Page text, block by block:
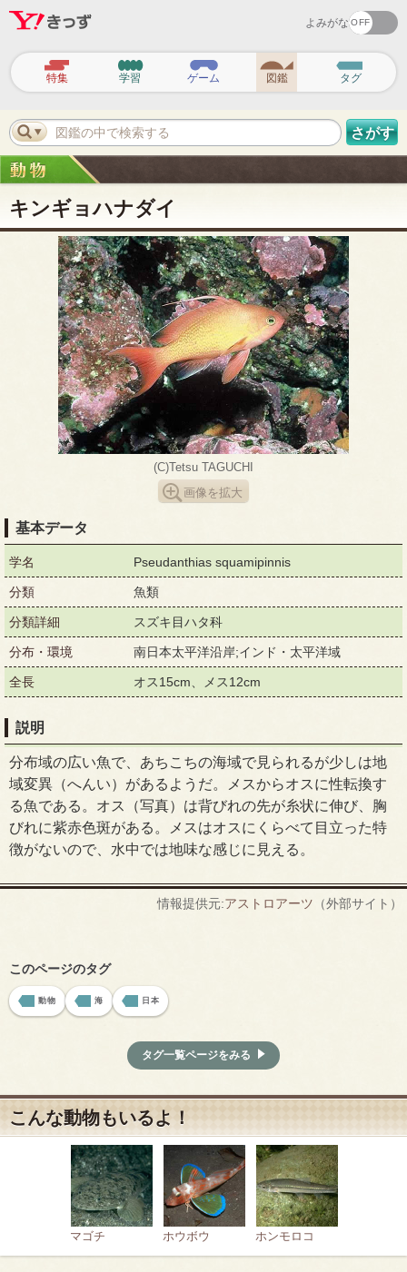
よみがな
ビ
ゲ
ー
シ
ョ
ン
特集 学習 ゲーム 図鑑 タグ
図鑑の中で検索する さがす
キンギョハナダイ
(C)Tetsu TAGUCHI
画像を拡大
基本データ
学名 Pseudanthias squamipinnis
分類 魚類
分類詳細 スズキ目ハタ科
分布・環境 南日本太平洋沿岸;インド・太平洋域
全長 オス15cm、メス12cm
説明
分布域の広い魚で、あちこちの海域で見られるが少しは地
域変異（へんい）があるようだ。メスからオスに性転換す
る魚である。オス（写真）は背びれの先が糸状に伸び、胸
びれに紫赤色斑がある。メスはオスにくらべて目立った特
徴がないので、水中では地味な感じに見える。
情報提供元:アストロアーツ （外部サイト）
このページのタグ
動物 海 日本
タグ一覧ページをみる
こんな動物もいるよ！
マゴチ ホウボウ ホンモロコ